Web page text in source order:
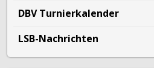
DBV Turnierkalender
LSB-Nachrichten